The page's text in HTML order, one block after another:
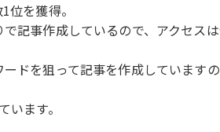
を獲得。
記事作成しているので、アクセスは
ドを狙って記事を作成しています
ます。